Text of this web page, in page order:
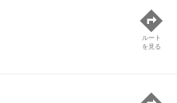
ルート
を見る